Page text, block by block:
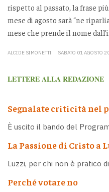
rispetto al passato, la frase
mese di agosto sarà “ne
mese che prende il nome
ALCIDE SIMONETTI SABATO 01 AGOSTO
LETTERE ALLA REDAZIONE
Segnalate criticità nel
È uscito il bando del
La Passione di Cristo a
Luzzi, per chi non è pratico
Perché votare no